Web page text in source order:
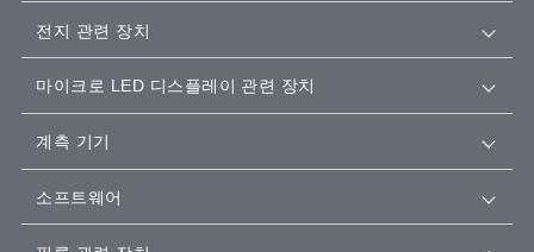
전지 관련 장치
마이크로 LED 디스플레이 관련 장치
계측 기기
소프트웨어